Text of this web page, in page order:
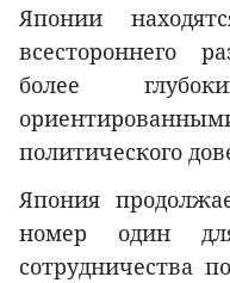
Японии
всестороннего
более
политического
Япония
номер один
сотрудничества